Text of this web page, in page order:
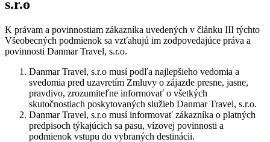
s.r.o
K právam a povinnostiam zákazníka uvedených v článku III týchto
Všeobecných podmienok sa vzťahujú im zodpovedajúce práva a
povinnosti Danmar Travel, s.r.o.
Danmar Travel, s.r.o musí podľa najlepšieho vedomia a
svedomia pred uzavretím Zmluvy o zájazde presne, jasne,
pravdivo, zrozumiteľne informovať o všetkých
skutočnostiach poskytovaných služieb Danmar Travel, s.r.o.
Danmar Travel, s.r.o musí informovať zákazníka o platných
predpisoch týkajúcich sa pasu, vízovej povinnosti a
podmienok vstupu do vybraných destinácii.